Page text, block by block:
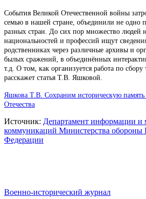
События Великой Отечественной войны
семью в нашей стране, объединили не одно
разных стран. До сих пор множество людей
национальностей и профессий ищут
родственниках через различные архивы и
былых сражений, в объединённых
т.д. О том, как организуется работа по
расскажет статья Т.В. Яшковой.
Яшкова Т.В. Сохраним историческую
Отечества
Источник: Департамент информации и
коммуникаций Министерства обороны
Федерации
Военно-исторический журнал